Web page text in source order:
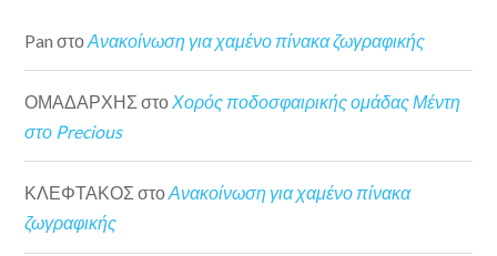
Pan στοΑνακοίνωση για χαμένο πίνακα ζωγραφικής
ΟΜΑΔΑΡΧΗΣ στο Χορός ποδοσφαιρικής ομάδας Μέντη
στο Precious
ΚΛΕΦΤΑΚΟΣ στοΑνακοίνωση για χαμένο πίνακα
ζωγραφικής